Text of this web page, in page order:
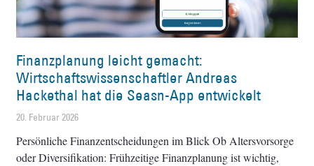
Finanzplanung leicht gemacht:
Wirtschaftswissenschaftler Andreas
Hackethal hat die Seasn-App entwickelt
20. Februar 2026
Persönliche Finanzentscheidungen im Blick Ob Altersvorsorge
oder Diversifikation: Frühzeitige Finanzplanung ist wichtig,